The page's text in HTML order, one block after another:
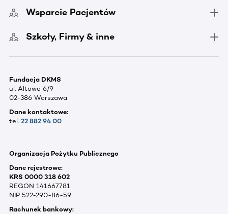
Wsparcie Pacjentów
Szkoły, Firmy & inne
Fundacja DKMS
ul. Altowa 6/9
02-386 Warszawa
Dane kontaktowe:
tel. 22 882 94 00
Organizacja Pożytku Publicznego
Dane rejestrowe:
KRS 0000 318 602
REGON 141667781
NIP 522-290-86-59
Rachunek bankowy: